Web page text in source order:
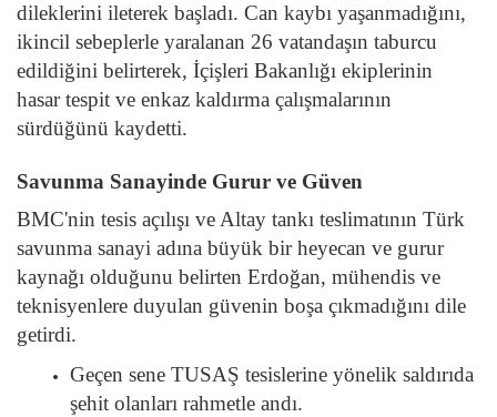
dileklerini ileterek başladı. Can kaybı yaşanmadığını,
ikincil sebeplerle yaralanan 26 vatandaşın taburcu
edildiğini belirterek, İçişleri Bakanlığı ekiplerinin
hasar tespit ve enkaz kaldırma çalışmalarının
sürdüğünü kaydetti.
Savunma Sanayinde Gurur ve Güven
BMC'nin tesis açılışı ve Altay tankı teslimatının Türk
savunma sanayi adına büyük bir heyecan ve gurur
kaynağı olduğunu belirten Erdoğan, mühendis ve
teknisyenlere duyulan güvenin boşa çıkmadığını dile
getirdi.
Geçen sene TUSAŞ tesislerine yönelik saldırıda
şehit olanları rahmetle andı.